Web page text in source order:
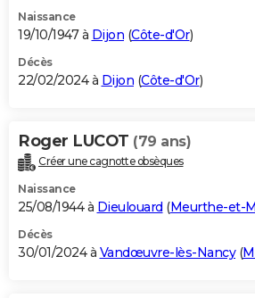
Naissance
19/10/1947 à Dijon (Côte-d'Or)
Décès
22/02/2024 à Dijon (Côte-d'Or)
Roger LUCOT (79 ans)
Créer une cagnotte obsèques
Naissance
25/08/1944 à Dieulouard (Meurthe-et-
Décès
30/01/2024 à Vandœuvre-lès-Nancy(